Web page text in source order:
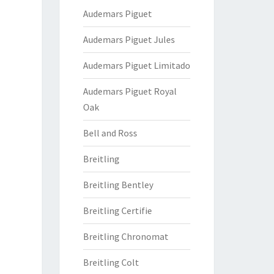
Audemars Piguet
Audemars Piguet Jules
Audemars Piguet Limitado
Audemars Piguet Royal
Oak
Bell and Ross
Breitling
Breitling Bentley
Breitling Certifie
Breitling Chronomat
Breitling Colt